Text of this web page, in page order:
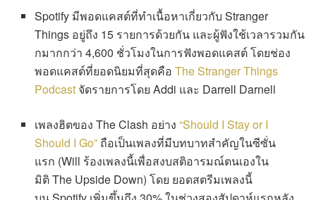
Spotify มีพอดแคสต์ที่ทำเนื้อหาเกี่ยวกับ Stranger
Things อยู่ถึง 15 รายการด้วยกัน และผู้ฟังใช้เวลารวมกัน
กมากกว่า 4,600 ชั่วโมงในการฟังพอดแคสต์ โดยช่อง
พอดแคสต์ที่ยอดนิยมที่สุดคือThe Stranger Things
Podcast จัดรายการโดย Addi และ Darrell Darnell
เพลงฮิตของ The Clash อย่าง“Should I Stay or I
Should I Go” ถือเป็นเพลงที่มีบทบาทสำคัญในซีซั่น
แรก (Will ร้องเพลงนี้เพื่อสงบสติอารมณ์ตนเองใน
มิติ The Upside Down) โดย ยอดสตรีมเพลงนี้